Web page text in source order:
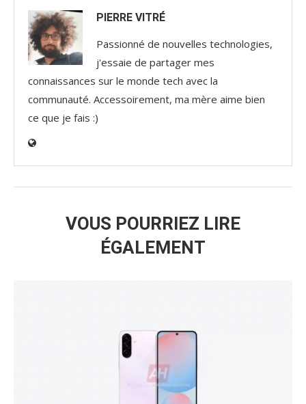
PIERRE VITRÉ
Passionné de nouvelles technologies,
j'essaie de partager mes
connaissances sur le monde tech avec la
communauté. Accessoirement, ma mère aime bien
ce que je fais :)
VOUS POURRIEZ LIRE
ÉGALEMENT